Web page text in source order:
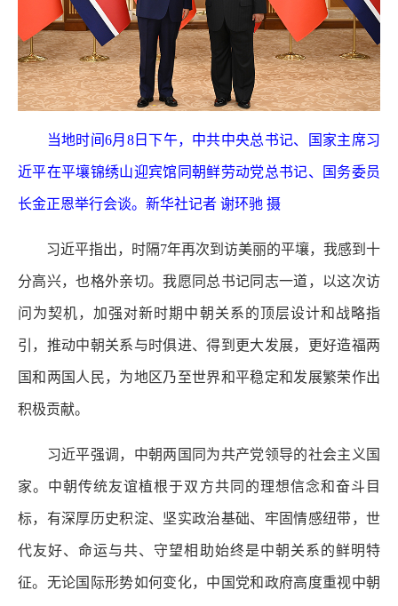
当地时间6月8日下午，中共中央总书记、国家主席习
近平在平壤锦绣山迎宾馆同朝鲜劳动党总书记、国务委员
长金正恩举行会谈。新华社记者 谢环驰 摄
习近平指出，时隔7年再次到访美丽的平壤，我感到十
分高兴，也格外亲切。我愿同总书记同志一道，以这次访
问为契机，加强对新时期中朝关系的顶层设计和战略指
引，推动中朝关系与时俱进、得到更大发展，更好造福两
国和两国人民，为地区乃至世界和平稳定和发展繁荣作出
积极贡献。
习近平强调，中朝两国同为共产党领导的社会主义国
家。中朝传统友谊植根于双方共同的理想信念和奋斗目
标，有深厚历史积淀、坚实政治基础、牢固情感纽带，世
代友好、命运与共、守望相助始终是中朝关系的鲜明特
征。无论国际形势如何变化，中国党和政府高度重视中朝